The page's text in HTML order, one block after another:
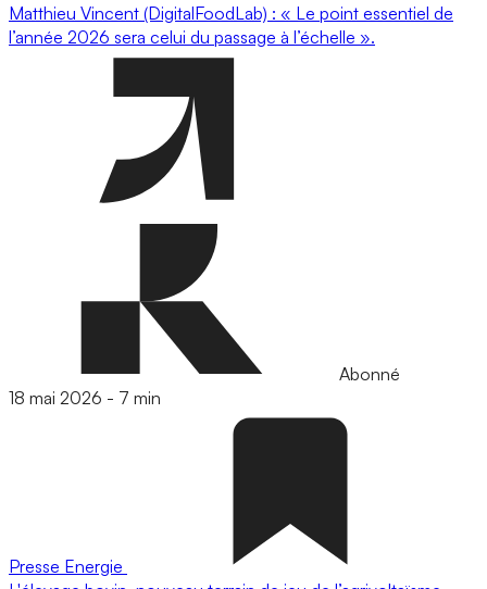
Matthieu Vincent (DigitalFoodLab) : « Le point essentiel de
l’année 2026 sera celui du passage à l’échelle ».
Abonné
18 mai 2026 - 7 min
Presse Energie